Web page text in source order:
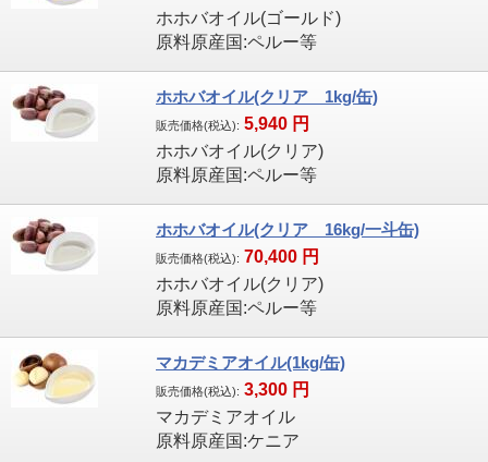
ホホバオイル(ゴールド)
原料原産国:ペルー等
ホホバオイル(クリア 1kg/缶)
販売価格(税込): 5,940 円
ホホバオイル(クリア)
原料原産国:ペルー等
ホホバオイル(クリア 16kg/一斗缶)
販売価格(税込): 70,400 円
ホホバオイル(クリア)
原料原産国:ペルー等
マカデミアオイル(1kg/缶)
販売価格(税込): 3,300 円
マカデミアオイル
原料原産国:ケニア